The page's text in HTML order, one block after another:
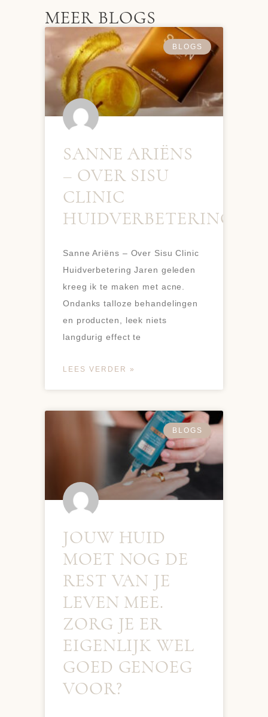
MEER BLOGS
BLOGS
SANNE ARIËNS
– OVER SISU
CLINIC
HUIDVERBETERING
Sanne Ariëns – Over Sisu Clinic
Huidverbetering Jaren geleden
kreeg ik te maken met acne.
Ondanks talloze behandelingen
en producten, leek niets
langdurig effect te
LEES VERDER »
BLOGS
JOUW HUID
MOET NOG DE
REST VAN JE
LEVEN MEE.
ZORG JE ER
EIGENLIJK WEL
GOED GENOEG
VOOR?